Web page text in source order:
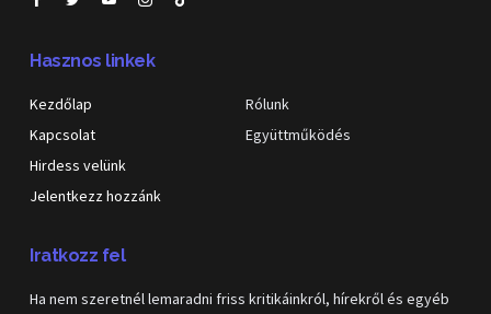
Hasznos linkek
Kezdőlap
Kapcsolat
Hirdess velünk
Jelentkezz hozzánk
Rólunk
Együttműködés
Iratkozz fel
Ha nem szeretnél lemaradni friss kritikáinkról, hírekről és egyéb